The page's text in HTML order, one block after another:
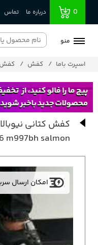
0 درباره ما تماس
منو
اسپرت باما کفش کفش
m997bh salmon
امکان ارسال